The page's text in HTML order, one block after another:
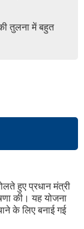
तुलना में बहुत
हुए प्रधान मंत्री
की। यह योजना
के लिए बनाई गई